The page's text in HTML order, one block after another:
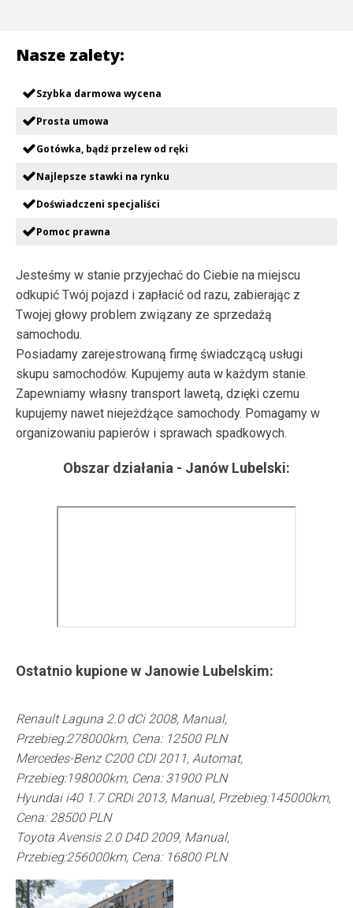
Nasze zalety:
Szybka darmowa wycena
Prosta umowa
Gotówka, bądź przelew od ręki
Najlepsze stawki na rynku
Doświadczeni specjaliści
Pomoc prawna
Jesteśmy w stanie przyjechać do Ciebie na miejscu
odkupić Twój pojazd i zapłacić od razu, zabierając z
Twojej głowy problem związany ze sprzedażą
samochodu.
Posiadamy zarejestrowaną firmę świadczącą usługi
skupu samochodów. Kupujemy auta w każdym stanie.
Zapewniamy własny transport lawetą, dzięki czemu
kupujemy nawet niejeżdżące samochody. Pomagamy w
organizowaniu papierów i sprawach spadkowych.
Obszar działania - Janów Lubelski:
Ostatnio kupione w Janowie Lubelskim:
Renault Laguna 2.0 dCi 2008, Manual,
Przebieg:278000km, Cena: 12500 PLN
Mercedes-Benz C200 CDI 2011, Automat,
Przebieg:198000km, Cena: 31900 PLN
Hyundai i40 1.7 CRDi 2013, Manual, Przebieg:145000km,
Cena: 28500 PLN
Toyota Avensis 2.0 D4D 2009, Manual,
Przebieg:256000km, Cena: 16800 PLN